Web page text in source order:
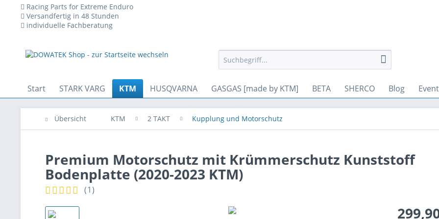
Racing Parts for Extreme Enduro
Versandfertig in 48 Stunden
individuelle Fachberatung
Start STARK VARG KTM HUSQVARNA GASGAS [made by KTM] BETA SHERCO Blog
Übersicht KTM 2 TAKT Kupplung und Motorschutz
technischen Betrieb der Website erforderlich sind und stets gesetzt werden. Andere Cookies, die den Komfort bei
Premium Motorschutz mit Krümmerschutz Kunststoff
Bodenplatte (2020-2023 KTM)
(1)